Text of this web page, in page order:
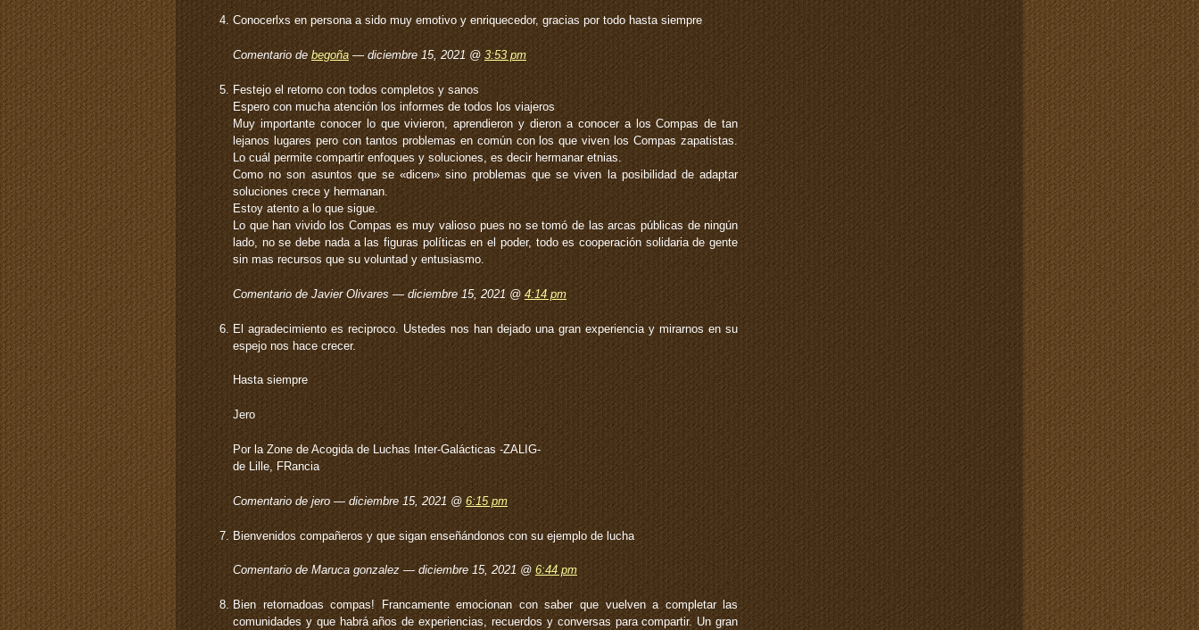
Conocerlxs en persona a sido muy emotivo y enriquecedor, gracias por todo hasta siempre
Comentario de begoña — diciembre 15, 2021 @ 3:53 pm
Festejo el retorno con todos completos y sanos
Espero con mucha atención los informes de todos los viajeros
Muy importante conocer lo que vivieron, aprendieron y dieron a conocer a los Compas de tan
lejanos lugares pero con tantos problemas en común con los que viven los Compas zapatistas.
Lo cuál permite compartir enfoques y soluciones, es decir hermanar etnias.
Como no son asuntos que se «dicen» sino problemas que se viven la posibilidad de adaptar
soluciones crece y hermanan.
Estoy atento a lo que sigue.
Lo que han vivido los Compas es muy valioso pues no se tomó de las arcas públicas de ningún
lado, no se debe nada a las figuras políticas en el poder, todo es cooperación solidaria de gente
sin mas recursos que su voluntad y entusiasmo.
Comentario de Javier Olivares — diciembre 15, 2021 @ 4:14 pm
El agradecimiento es reciproco. Ustedes nos han dejado una gran experiencia y mirarnos en su
espejo nos hace crecer.
Hasta siempre
Jero
Por la Zone de Acogida de Luchas Inter-Galácticas -ZALIG-
de Lille, FRancia
Comentario de jero — diciembre 15, 2021 @ 6:15 pm
Bienvenidos compañeros y que sigan enseñándonos con su ejemplo de lucha
Comentario de Maruca gonzalez — diciembre 15, 2021 @ 6:44 pm
Bien retornadoas compas! Francamente emocionan con saber que vuelven a completar las
comunidades y que habrá años de experiencias, recuerdos y conversas para compartir. Un gran